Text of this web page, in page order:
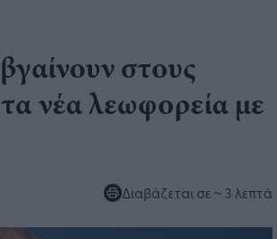
στους
νέα λεωφορεία με
Διαβάζεται σε ~ 3 λεπτά